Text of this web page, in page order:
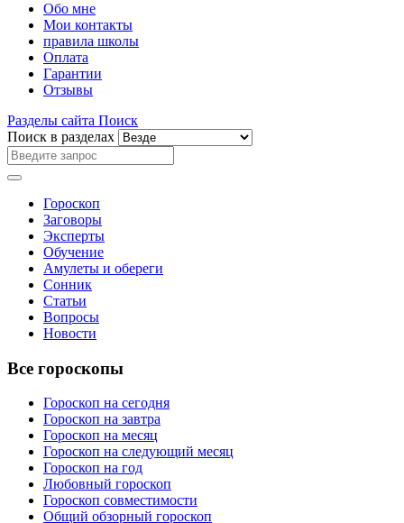
Обо мне
Мои контакты
правила школы
Оплата
Гарантии
Отзывы
Разделы сайта Поиск
Поиск в разделах
Гороскоп
Заговоры
Эксперты
Обучение
Амулеты и обереги
Сонник
Статьи
Вопросы
Новости
Все гороскопы
Гороскоп на сегодня
Гороскоп на завтра
Гороскоп на месяц
Гороскоп на следующий месяц
Гороскоп на год
Любовный гороскоп
Гороскоп совместимости
Общий обзорный гороскоп